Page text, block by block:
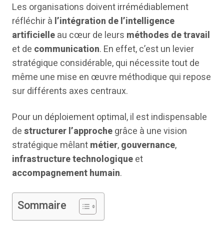
Les organisations doivent irrémédiablement
réfléchir à l’intégration de l’intelligence
artificielleau cœur de leurs méthodes de travail
et de communication. En effet, c’est un levier
stratégique considérable, qui nécessite tout de
même une mise en œuvre méthodique qui repose
sur différents axes centraux.
Pour un déploiement optimal, il est indispensable
destructurer l’approchegrâce à une vision
stratégique mêlantmétier,gouvernance,
infrastructure technologiqueet
accompagnement humain.
Sommaire